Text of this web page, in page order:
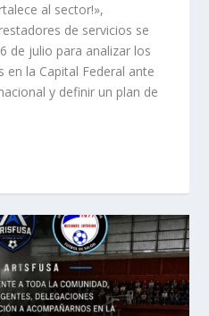
al sector!»,
de servicios se
de julio para analizar los
en la Capital Federal ante
y definir un plan de